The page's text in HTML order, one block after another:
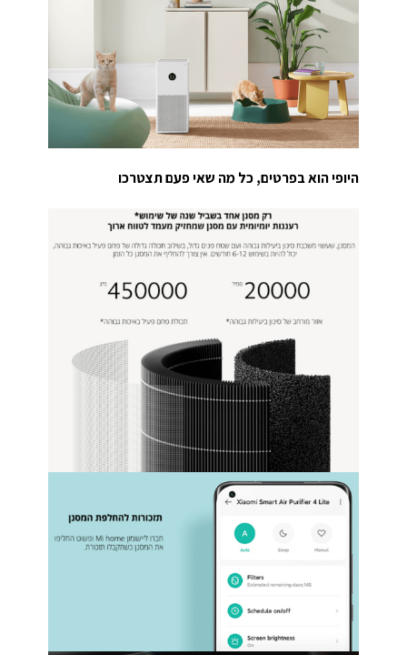
היופי הוא בפרטים, כל מה שאי פעם תצטרכו